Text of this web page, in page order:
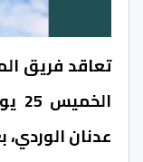
تعاقد فريق
عدنان